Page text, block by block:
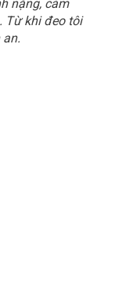
nặng, cảm
Từ khi đeo tôi